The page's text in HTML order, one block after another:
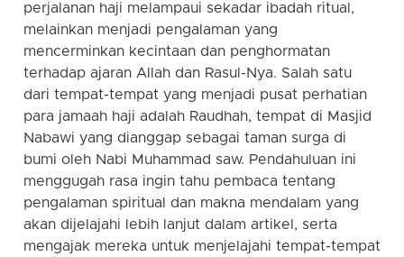
perjalanan haji melampaui sekadar ibadah ritual,
melainkan menjadi pengalaman yang
mencerminkan kecintaan dan penghormatan
terhadap ajaran Allah dan Rasul-Nya. Salah satu
dari tempat-tempat yang menjadi pusat perhatian
para jamaah haji adalah Raudhah, tempat di Masjid
Nabawi yang dianggap sebagai taman surga di
bumi oleh Nabi Muhammad saw. Pendahuluan ini
menggugah rasa ingin tahu pembaca tentang
pengalaman spiritual dan makna mendalam yang
akan dijelajahi lebih lanjut dalam artikel, serta
mengajak mereka untuk menjelajahi tempat-tempat